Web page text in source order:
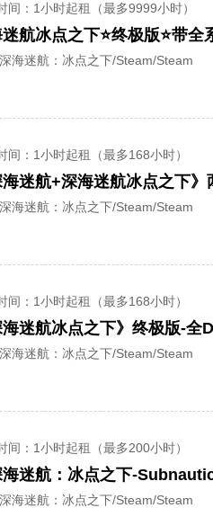
间 ：1小时起租（最多9999小时）
航冰点之下⭐终极版⭐带
深海迷航：冰点之下/Steam/Steam
间 ：1小时起租（最多168小时）
海迷航+深海迷航冰点之下
深海迷航：冰点之下/Steam/Steam
间 ：1小时起租（最多168小时）
海迷航冰点之下》终极版-
深海迷航：冰点之下/Steam/Steam
间 ：1小时起租（最多200小时）
海迷航：冰点之下-
深海迷航：冰点之下/Steam/Steam